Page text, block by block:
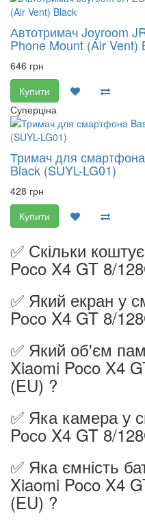
Автотримач Joyroom
Phone Mount (Air Vent)
646 грн
Купити
Суперціна
Тримач для
Black (SUYL-LG01)
428 грн
Купити
✅ Скільки
Poco X4 GT 8/
✅ Який екран у
Poco X4 GT 8/
✅ Який об'єм
Xiaomi Poco X4
(EU) ?
✅ Яка камера у
Poco X4 GT 8/
✅ Яка ємність
Xiaomi Poco X4
(EU) ?